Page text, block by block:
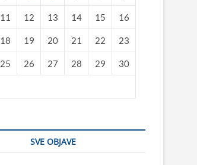
11 12 13 14 15 16
18 19 20 21 22 23
25 26 27 28 29 30
SVE OBJAVE